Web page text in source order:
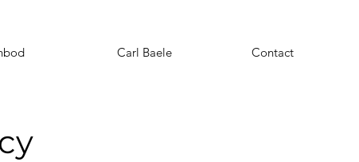
Carl Baele Contact